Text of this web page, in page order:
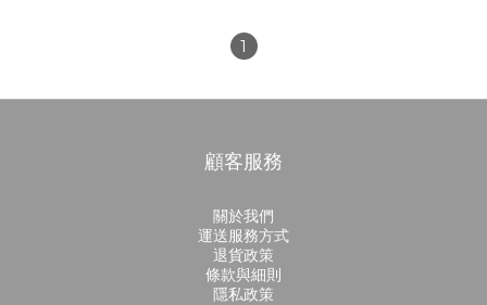
1
顧客服務
關於我們
運送服務方式
退貨政策
條款與細則
隱私政策